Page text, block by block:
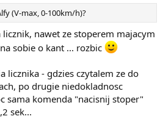
(V-max, 0-100km/h)?
nawet ze stoperem majacym
sobie o kant ... rozbic
licznika - gdzies czytalem ze do
po drugie niedokladnosc
sama komenda "nacisnij stoper"
sek...